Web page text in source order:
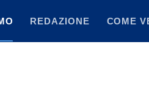
REDAZIONE COME